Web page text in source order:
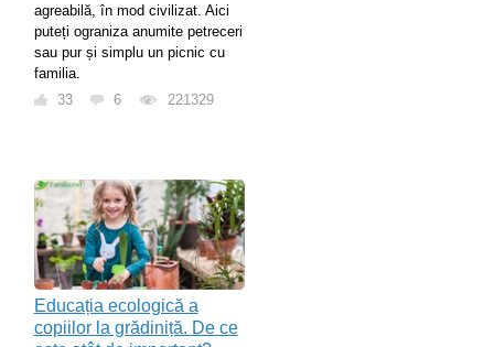
agreabilă, în mod civilizat. Aici
puteți ograniza anumite petreceri
sau pur și simplu un picnic cu
familia.
33
6 221329
Educația ecologică a
copiilor la grădiniță. De ce